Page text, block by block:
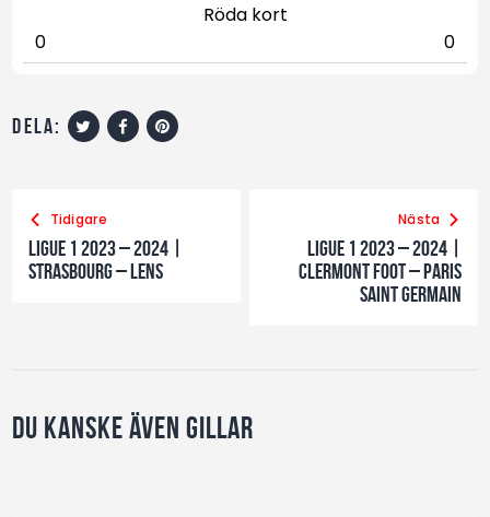
Röda kort
0
0
dela:
Tidigare
Ligue 1 2023 – 2024 |
Strasbourg – Lens
Nästa
Ligue 1 2023 – 2024 |
Clermont Foot – Paris
Saint Germain
Du kanske även gillar